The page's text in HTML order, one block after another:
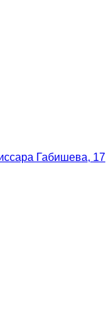
Габишева, 17